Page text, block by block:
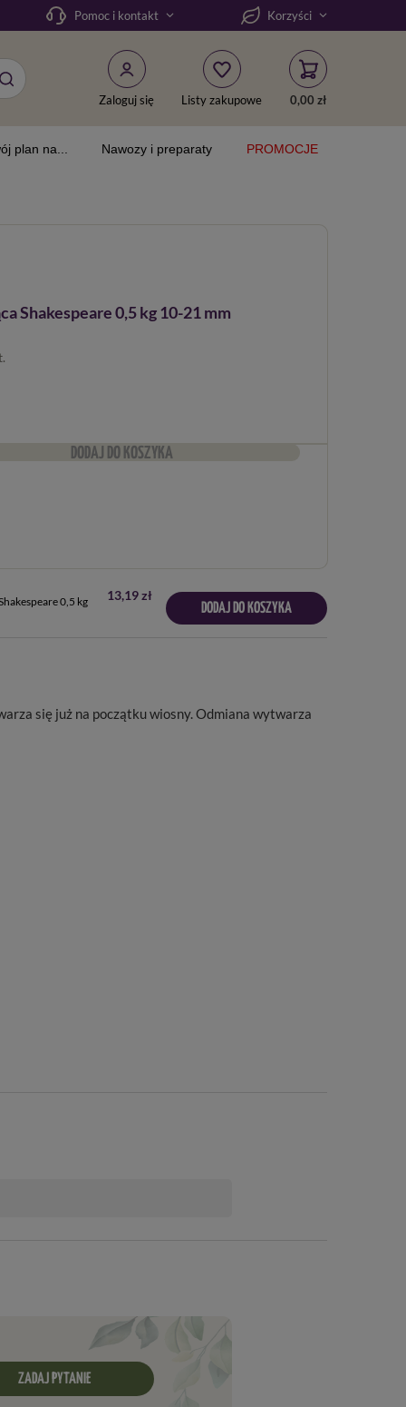
Pomoc i kontakt Korzyści
Zaloguj się Listy zakupowe 0,00 zł
plan na... Nawozy i preparaty PROMOCJE
Shakespeare 0,5 kg 10-21 mm
DODAJ DO KOSZYKA
0,5 kg
13,19 zł
DODAJ DO KOSZYKA
się już na początku wiosny. Odmiana wytwarza
ZADAJ PYTANIE